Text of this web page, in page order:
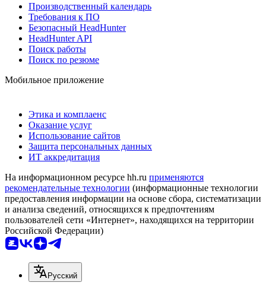
Производственный календарь
Требования к ПО
Безопасный HeadHunter
HeadHunter API
Поиск работы
Поиск по резюме
Мобильное приложение
Этика и комплаенс
Оказание услуг
Использование сайтов
Защита персональных данных
ИТ аккредитация
На информационном ресурсе hh.ru применяются
рекомендательные технологии (информационные технологии
предоставления информации на основе сбора, систематизации
и анализа сведений, относящихся к предпочтениям
пользователей сети «Интернет», находящихся на территории
Российской Федерации)
Русский